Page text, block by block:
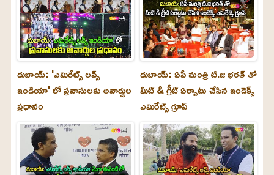
దుబాయ్: 'ఎమిరేట్స్ లవ్స్
ఇండియా' లో ప్రవాసులకు అవార్డుల
ప్రధానం
దుబాయ్: ఏపీ మంత్రి టి.జి భరత్ తో
మీట్ & గ్రీట్ ఏర్పాటు చేసిన ఇండెక్స్
ఎమిరేట్స్ గ్రూప్